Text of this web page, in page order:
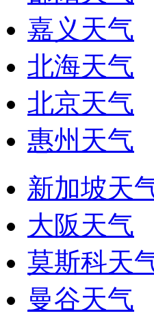
嘉义天气
北海天气
北京天气
惠州天气
新加坡天
大阪天气
莫斯科天
曼谷天气